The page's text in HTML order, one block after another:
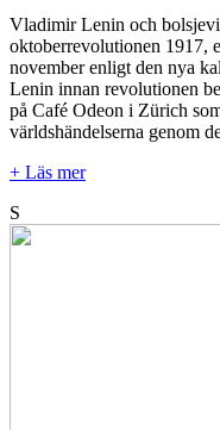
Vladimir Lenin och
oktoberrevolutionen 1917,
november enligt den nya
Lenin innan revolutionen
på Café Odeon i Zürich
världshändelserna genom
+ Läs mer
S